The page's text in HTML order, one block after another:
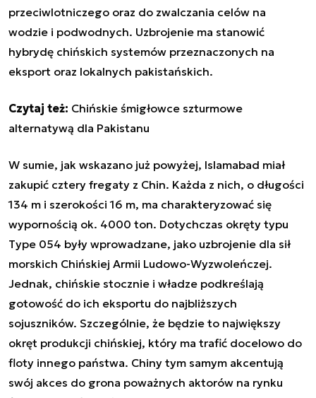
przeciwlotniczego oraz do zwalczania celów na
wodzie i podwodnych. Uzbrojenie ma stanowić
hybrydę chińskich systemów przeznaczonych na
eksport oraz lokalnych pakistańskich.
Czytaj też: Chińskie śmigłowce szturmowe
alternatywą dla Pakistanu
W sumie, jak wskazano już powyżej, Islamabad miał
zakupić cztery fregaty z Chin. Każda z nich, o długości
134 m i szerokości 16 m, ma charakteryzować się
wypornością ok. 4000 ton. Dotychczas okręty typu
Type 054 były wprowadzane, jako uzbrojenie dla sił
morskich Chińskiej Armii Ludowo-Wyzwoleńczej.
Jednak, chińskie stocznie i władze podkreślają
gotowość do ich eksportu do najbliższych
sojuszników. Szczególnie, że będzie to największy
okręt produkcji chińskiej, który ma trafić docelowo do
floty innego państwa. Chiny tym samym akcentują
swój akces do grona poważnych aktorów na rynku